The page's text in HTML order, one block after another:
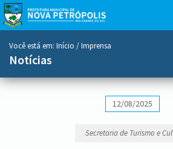
menu
Você está em: Início / Imprensa
Notícias
12/08/2025
Secretaria de Turismo e